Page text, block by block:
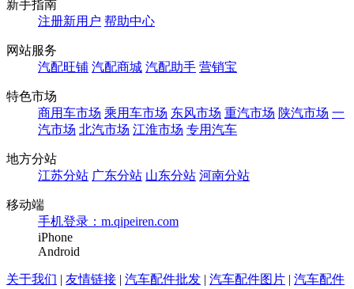
新手指南
注册新用户 帮助中心
网站服务
汽配旺铺 汽配商城 汽配助手 营销宝
特色市场
商用车市场 乘用车市场 东风市场 重汽市场 陕汽市场 一
汽市场 北汽市场 江淮市场 专用汽车
地方分站
江苏分站 广东分站 山东分站 河南分站
移动端
手机登录：m.qipeiren.com
iPhone
Android
关于我们 | 友情链接 | 汽车配件批发 | 汽车配件图片 | 汽车配件